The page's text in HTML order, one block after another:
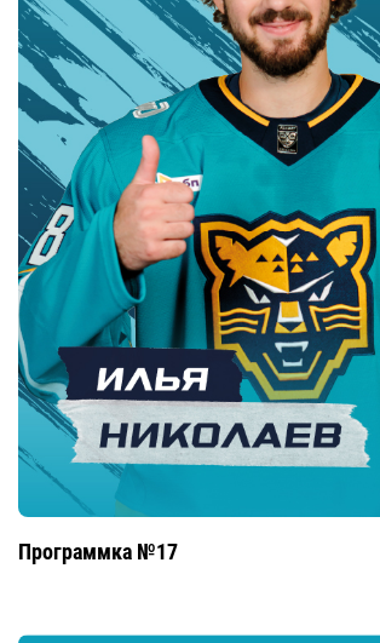
Программка №17